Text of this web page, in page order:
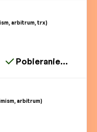
arbitrum, trx)
Pobieranie...
arbitrum)